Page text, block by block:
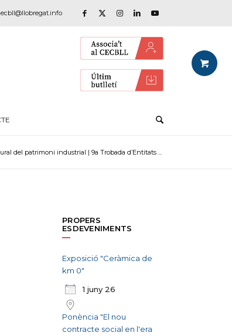
del patrimoni industrial | 9a Trobada d’Entitats ...
PROPERS
ESDEVENIMENTS
Exposició "Ceràmica de
km 0"
1 juny 26
Ponència "El nou
contracte social en l'era